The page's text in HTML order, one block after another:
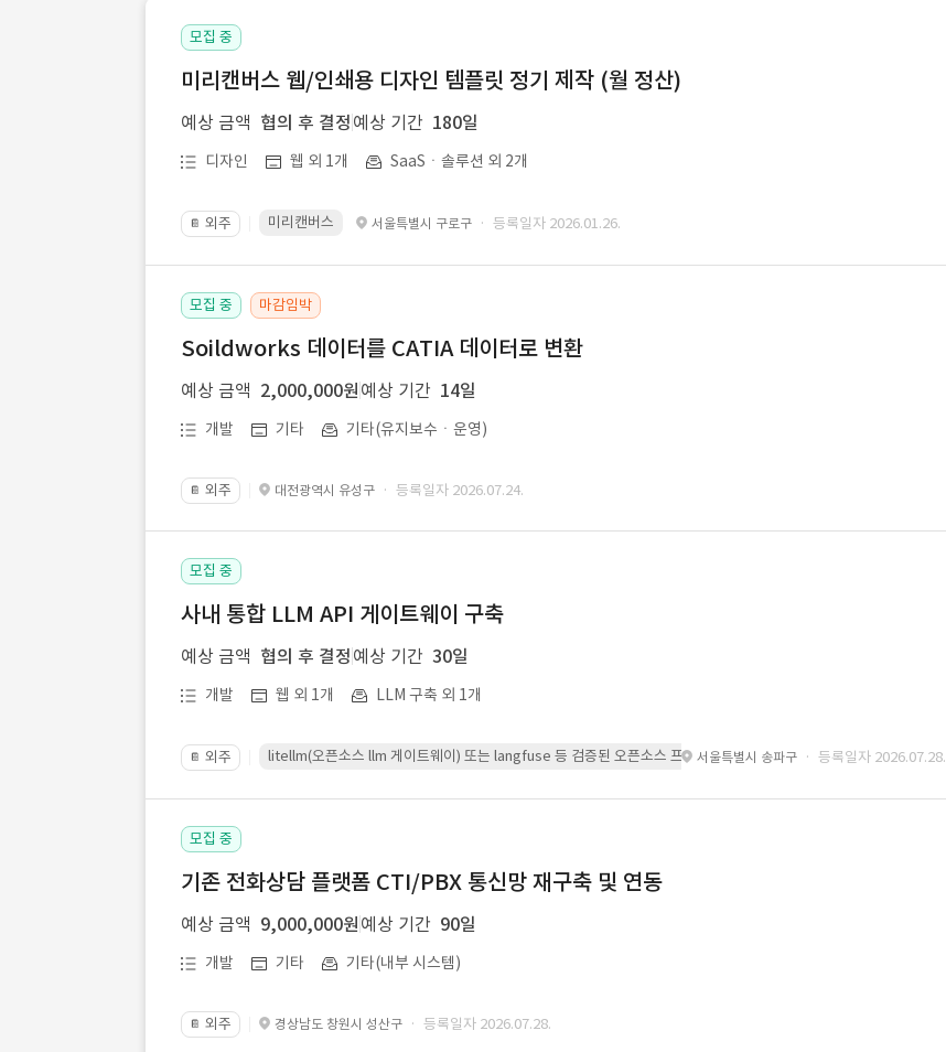
모집 중
미리캔버스 웹/인쇄용 디자인 템플릿 정기 제작 (월 정산)
예상 금액 협의 후 결정 예상 기간 180일
디자인 웹 외 1개 SaaSㆍ솔루션 외 2개
📔 외주 미리캔버스 서울특별시 구로구 · 등록일자 2026.01.26.
모집 중 마감임박
Soildworks 데이터를 CATIA 데이터로 변환
예상 금액 2,000,000원 예상 기간 14일
개발 기타 기타(유지보수ㆍ운영)
📔 외주 대전광역시 유성구 · 등록일자 2026.07.24.
모집 중
사내 통합 LLM API 게이트웨이 구축
예상 금액 협의 후 결정 예상 기간 30일
개발 웹 외 1개 LLM 구축 외 1개
📔 외주 litellm(오픈소스 llm 게이트웨이) 또는 langfuse 등 검증된 오픈소스 프레임워크를 기반으로 시스템을 구축
서울특별시 송파구 · 등록일자 2026.07.28.
모집 중
기존 전화상담 플랫폼 CTI/PBX 통신망 재구축 및 연동
예상 금액 9,000,000원 예상 기간 90일
개발 기타 기타(내부 시스템)
📔 외주 경상남도 창원시 성산구 · 등록일자 2026.07.28.